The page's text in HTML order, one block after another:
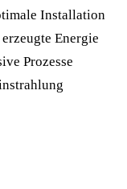
Installation
Energie
Prozesse